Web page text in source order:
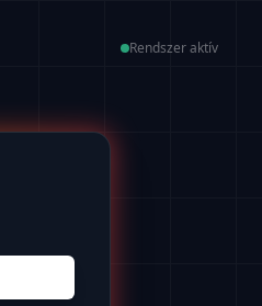
Rendszer aktív